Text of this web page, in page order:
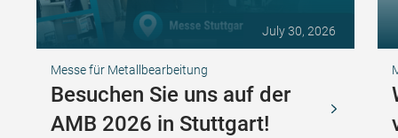
July 30, 2026
Messe für Metallbearbeitung
Besuchen Sie uns auf der
AMB 2026 in Stuttgart!